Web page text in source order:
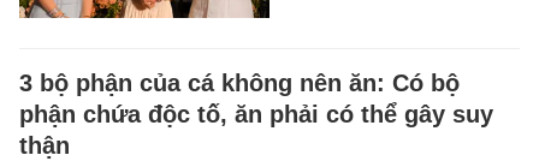
3 bộ phận của cá không nên ăn: Có bộ
phận chứa độc tố, ăn phải có thể gây suy
thận